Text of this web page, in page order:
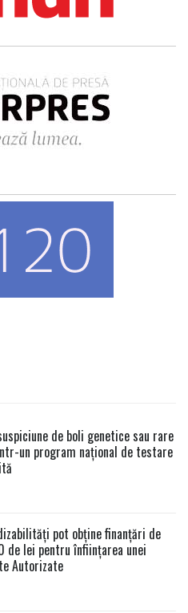
de boli genetice sau rare
un program național de testare
pot obține finanțări de
de lei pentru înființarea unei
Autorizate